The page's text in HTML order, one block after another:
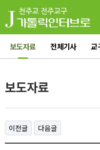
보도자료 전체기사 교
보도자료
이전글 다음글